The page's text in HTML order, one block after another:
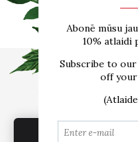
E-
Atsauksmes
Kontakti